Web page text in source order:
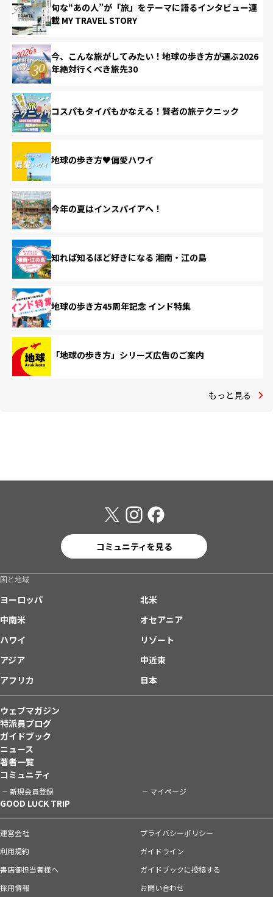
旬な“あの人”が「旅」をテーマに語るインタビュー連
載 MY TRAVEL STORY
今、こんな旅がしてみたい！地球の歩き方が選ぶ2026
年絶対行くべき旅先30
コスパもタイパもかなえる！賢者の旅テクニック
地球の歩き方♥偏愛ハワイ
今年の夏はインスパイアへ！
知れば知るほど好きになる 湘南・江の島
地球の歩き方45周年記念 インド特集
「地球の歩き方」シリーズ広告のご案内
もっと見る
コミュニティを見る
国と地域
ヨーロッパ
北米
中南米
オセアニア
ハワイ
リゾート
アジア
中近東
アフリカ
日本
ウェブマガジン
特派員ブログ
ガイドブック
ニュース
著者一覧
コミュニティ
新規会員登録 マイページ
GOOD LUCK TRIP
運営会社
プライバシーポリシー
利用規約
ガイドライン
書店御担当者様へ
ガイドブックに投稿する
採用情報
お問い合わせ